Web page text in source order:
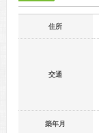
住所
交通
築年月